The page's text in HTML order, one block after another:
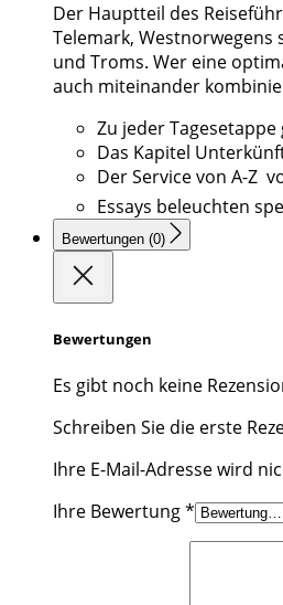
Der Hauptteil des
Telemark,
und Troms. Wer eine
auch miteinander
Zu jeder
Das Kapitel
Der Service von A-Z
Essays beleuchten
Bewertungen (0)
Bewertungen
Es gibt noch keine
Schreiben Sie die erste
Ihre E-Mail-Adresse wird
Ihre Bewertung*